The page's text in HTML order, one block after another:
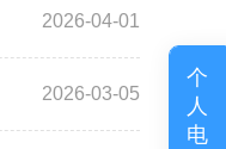
个
人
电
2026-04-01
2026-03-05